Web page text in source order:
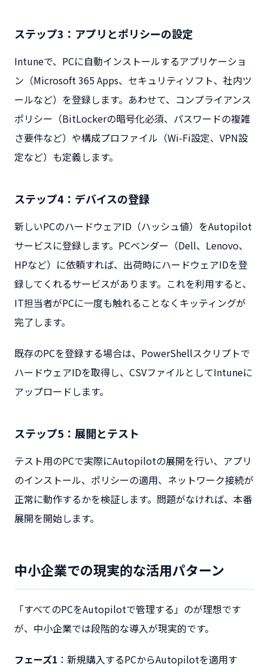
ステップ3：アプリとポリシーの設定
Intuneで、PCに自動インストールするアプリケーショ
ン（Microsoft 365 Apps、セキュリティソフト、社内ツ
ールなど）を登録します。あわせて、コンプライアンス
ポリシー（BitLockerの暗号化必須、パスワードの複雑
さ要件など）や構成プロファイル（Wi-Fi設定、VPN設
定など）も定義します。
ステップ4：デバイスの登録
新しいPCのハードウェアID（ハッシュ値）をAutopilot
サービスに登録します。PCベンダー（Dell、Lenovo、
HPなど）に依頼すれば、出荷時にハードウェアIDを登
録してくれるサービスがあります。これを利用すると、
IT担当者がPCに一度も触れることなくキッティングが
完了します。
既存のPCを登録する場合は、PowerShellスクリプトで
ハードウェアIDを取得し、CSVファイルとしてIntuneに
アップロードします。
ステップ5：展開とテスト
テスト用のPCで実際にAutopilotの展開を行い、アプリ
のインストール、ポリシーの適用、ネットワーク接続が
正常に動作するかを検証します。問題がなければ、本番
展開を開始します。
中小企業での現実的な活用パターン
「すべてのPCをAutopilotで管理する」のが理想です
が、中小企業では段階的な導入が現実的です。
フェーズ1 ：新規購入するPCからAutopilotを適用す